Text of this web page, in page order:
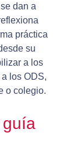
dan a
práctica
su
a los
los ODS,
o colegio.